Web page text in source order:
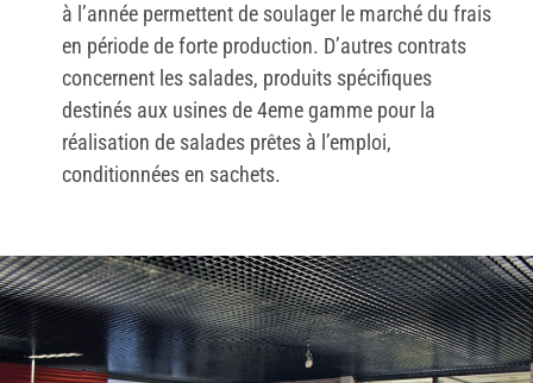
à l’année permettent de soulager le marché du frais
en période de forte production. D’autres contrats
concernent les salades, produits spécifiques
destinés aux usines de 4eme gamme pour la
réalisation de salades prêtes à l’emploi,
conditionnées en sachets.